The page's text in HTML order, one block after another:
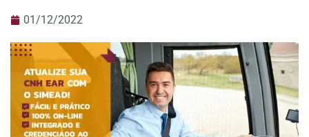
01/12/2022